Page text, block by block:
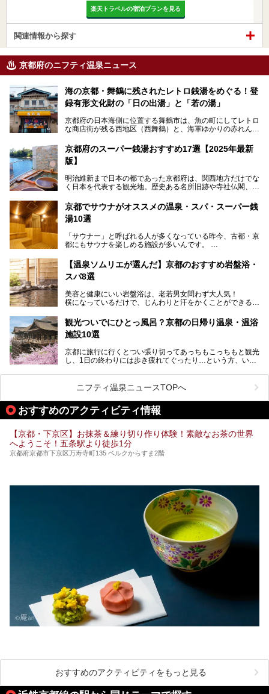
楽天トラベルの宿泊プランを見る
関連情報から探す
京都府のニフティ温泉ニュース
海の京都・舞鶴に残されたレトロ銭湯をめぐる！登
録有形文化財の「日の出湯」と「若の湯」
京都府の日本海側に位置する舞鶴市は、魚の町にしてレトロ
な商店街が残る西地区（西舞鶴）と、海軍ゆかりの赤れんが
ます。今回案内するのは西地区に今も残る2軒の銭湯「日の
出湯」と「若の湯」。いずれも国の登録有形文化財に指定さ
れた歴史ある建物でありながら、今も現役のお風呂屋さんで
漁師町や商店街で働く人々を支えてきたこの2軒の銭湯とと
ます。
───
この記事は京都府舞鶴市のPR記事です。
京都府のスーパー銭湯おすすめ17選【2025年最新
版】
明治維新まで日本の都であった京都府は、関西地方だけでな
く日本を代表する観光地。歴史ある名所旧跡や寺社仏閣、そ
今回は、そんな京都府で2025年現在おすすめのスーパー銭
湯を紹介します。
部でレジャー気分を満喫できる温泉施設まで、好みのスーパ
ー銭湯を探してみてくださいね。
京都でサウナがオススメの温泉・スパ・スーパー銭
湯10選
「サウナー」と呼ばれる人が多くなっている昨今、古都・京
都にもサウナを楽しめる施設が多いんです。
自分の好きなサウナを探すのもいいですが、さまざまなサウ
ナを体感してみたいですよね。
のある温浴施設を紹介します。
ウナを楽しみましょう！
【温泉ソムリエが選んだ】京都のおすすめ岩盤浴・
スパ8選
美容と健康にいい岩盤浴は、老若男女問わず大人気！
横になっているだけで、じんわりと汗をかくことができるの
地元の方はもちろん、旅先としても人気の京都。
観光のついでに岩盤浴のある温泉に浸かってリフレッシュす
今回は京都にある岩盤浴のある施設をピックアップしてご紹
観光ついでにひとっ風呂？京都の日帰り温泉・温浴
施設10選
京都に旅行に行くとつい張り切ってあっちもこっちもと観光
し、1日の終わりには歩き疲れてぐったり…という方、いま
そんな疲れた身体には温泉です！京都には、市内にも郊外に
も素晴らしい温泉がたくさんあります。そこで、日帰り利用
できるおすすめの温泉・温浴施設をまとめてみました。
ニフティ温泉ニュースTOPへ
おすすめのアクティビティ情報
【京都・下京区】お抹茶＆練り切り作り体験！素敵なお茶の世界
へようこそ！五条駅より徒歩1分
京都府京都市下京区万寿寺町135 ベルクからすま2階
おすすめのアクティビティをもっと見る